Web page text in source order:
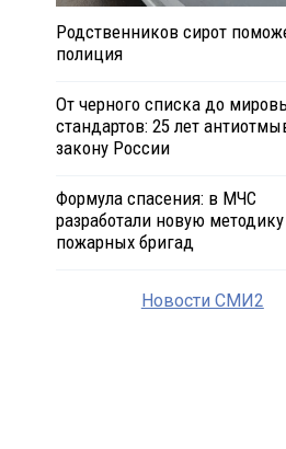
Родственников сирот
полиция
От черного списка до
стандартов: 25 лет
закону России
Формула спасения: в МЧС
разработали новую
пожарных бригад
Новости СМИ2